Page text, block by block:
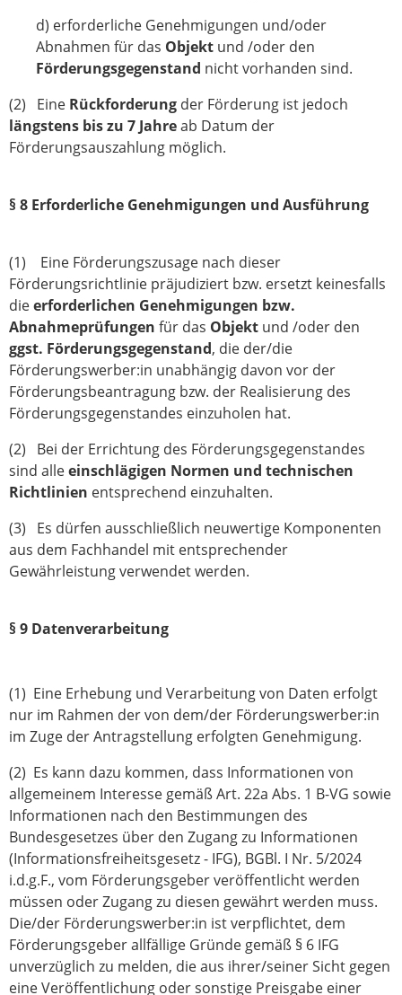
d) erforderliche Genehmigungen und/oder
Abnahmen für das Objekt und /oder den
Förderungsgegenstand nicht vorhanden sind.
(2) Eine Rückforderung der Förderung ist jedoch
längstens bis zu 7 Jahreab Datum der
Förderungsauszahlung möglich.
§ 8 Erforderliche Genehmigungen und Ausführung
(1) Eine Förderungszusage nach dieser
Förderungsrichtlinie präjudiziert bzw. ersetzt keinesfalls
dieerforderlichen Genehmigungen bzw.
Abnahmeprüfungen für das Objekt und /oder den
ggst. Förderungsgegenstand, die der/die
Förderungswerber:in unabhängig davon vor der
Förderungsbeantragung bzw. der Realisierung des
Förderungsgegenstandes einzuholen hat.
(2) Bei der Errichtung des Förderungsgegenstandes
sind alleeinschlägigen Normen und technischen
Richtlinien entsprechend einzuhalten.
(3) Es dürfen ausschließlich neuwertige Komponenten
aus dem Fachhandel mit entsprechender
Gewährleistung verwendet werden.
§ 9 Datenverarbeitung
(1) Eine Erhebung und Verarbeitung von Daten erfolgt
nur im Rahmen der von dem/der Förderungswerber:in
im Zuge der Antragstellung erfolgten Genehmigung.
(2) Es kann dazu kommen, dass Informationen von
allgemeinem Interesse gemäß Art. 22a Abs. 1 B-VG sowie
Informationen nach den Bestimmungen des
Bundesgesetzes über den Zugang zu Informationen
(Informationsfreiheitsgesetz - IFG), BGBl. I Nr. 5/2024
i.d.g.F., vom Förderungsgeber veröffentlicht werden
müssen oder Zugang zu diesen gewährt werden muss.
Die/der Förderungswerber:in ist verpflichtet, dem
Förderungsgeber allfällige Gründe gemäß § 6 IFG
unverzüglich zu melden, die aus ihrer/seiner Sicht gegen
eine Veröffentlichung oder sonstige Preisgabe einer